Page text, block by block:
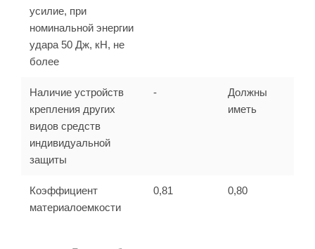
усилие, при
номинальной энергии
удара 50 Дж, кН, не
более
Наличие устройств
крепления других
видов средств
индивидуальной
защиты
-
Должны
иметь
Коэффициент
материалоемкости
0,81 0,80